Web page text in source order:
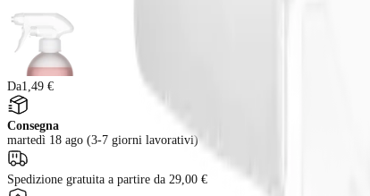
Da1,49 €
Consegna
martedì 18 ago (3-7 giorni lavorativi)
Spedizione gratuita a partire da 29,00 €